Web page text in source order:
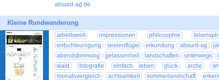
absurd-ag.de
Kleine Rundwanderung
arbeitswelt impressionen philosophie
entschleunigung
seelenflügel erkundung absurd-ag
abendstimmung
gelassenheit landschaften unterwegs
wald
fotografie einfach leben glück arche
monatsvergleich
achtsamkeit sommerlandschaft